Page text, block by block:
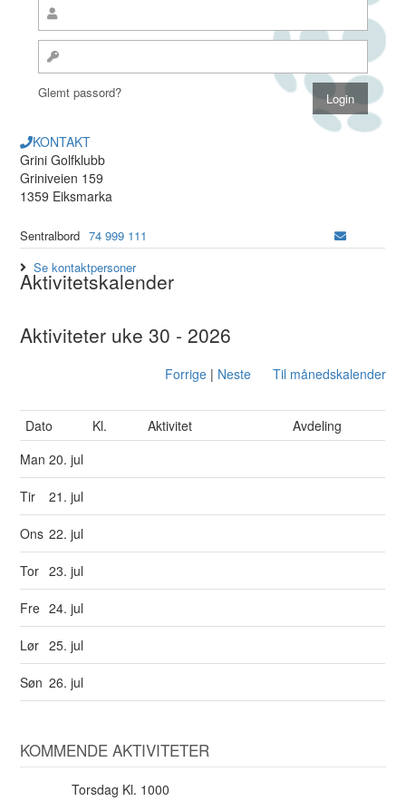
Glemt passord?
KONTAKT
Grini Golfklubb
Griniveien 159
1359 Eiksmarka
Sentralbord 74 999 111
Se kontaktpersoner
Aktivitetskalender
Aktiviteter uke 30 - 2026
Forrige| Neste Til månedskalender
Dato Kl. Aktivitet
Avdeling
Man20. jul
Tir 21. jul
Ons 22. jul
Tor 23. jul
Fre 24. jul
Lør 25. jul
Søn 26. jul
KOMMENDE AKTIVITETER
Torsdag Kl. 1000